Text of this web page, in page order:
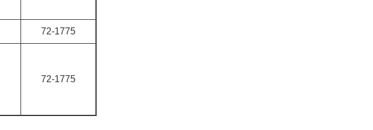
72-1775
72-1775